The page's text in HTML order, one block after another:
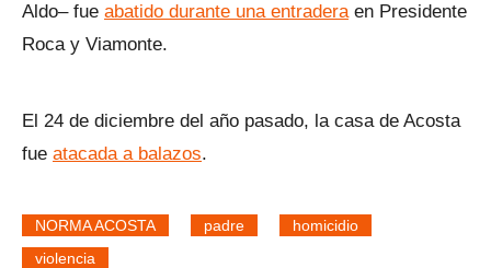
Aldo– fue abatido durante una entraderaen Presidente
Roca y Viamonte.
El 24 de diciembre del año pasado, la casa de Acosta
fue atacada a balazos.
NORMA ACOSTA padre
homicidio
violencia